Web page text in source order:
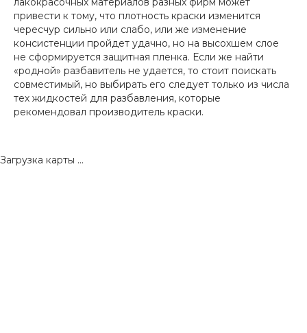
привести к тому, что плотность краски изменится
чересчур сильно или слабо, или же изменение
консистенции пройдет удачно, но на высохшем слое
не сформируется защитная пленка. Если же найти
«родной» разбавитель не удается, то стоит поискать
совместимый, но выбирать его следует только из числа
тех жидкостей для разбавления, которые
рекомендовал производитель краски.
Загрузка карты ...